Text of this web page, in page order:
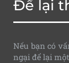
Để lại
Nếu bạn có
ngại để lại